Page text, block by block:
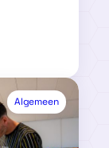
Algemeen